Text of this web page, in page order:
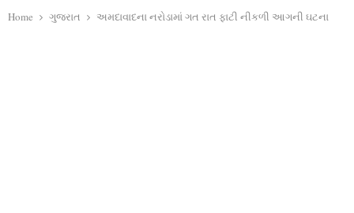
Home ગુજરાત અમદાવાદના નરોડામાં ગત રાત ફાટી નીકળી આગની ઘટના